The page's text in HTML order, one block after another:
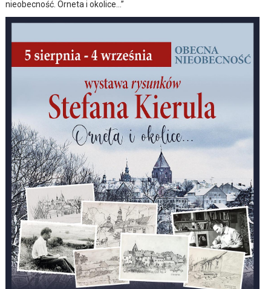
nieobecność. Orneta i okolice…”